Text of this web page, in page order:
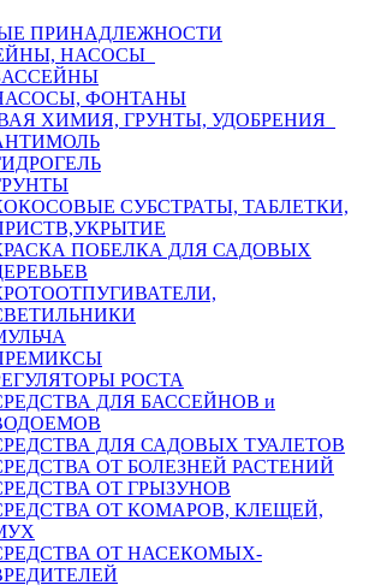
ПРИНАДЛЕЖНОСТИ
НАСОСЫ
ФОНТАНЫ
ХИМИЯ, ГРУНТЫ, УДОБРЕНИЯ
СУБСТРАТЫ, ТАБЛЕТКИ,
ПОБЕЛКА ДЛЯ САДОВЫХ
РОСТА
ДЛЯ БАССЕЙНОВ и
ДЛЯ САДОВЫХ ТУАЛЕТОВ
ОТ БОЛЕЗНЕЙ РАСТЕНИЙ
ОТ ГРЫЗУНОВ
ОТ КОМАРОВ, КЛЕЩЕЙ,
ОТ НАСЕКОМЫХ-